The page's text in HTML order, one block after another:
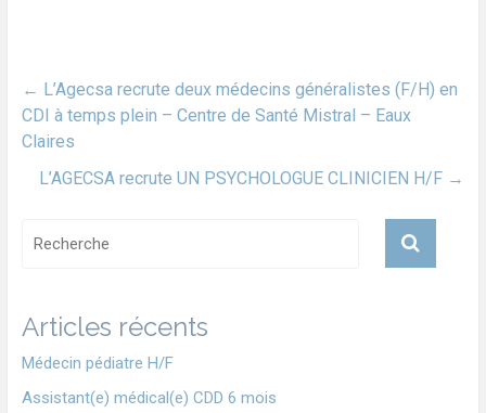
← L’Agecsa recrute deux médecins généralistes (F/H) en
CDI à temps plein – Centre de Santé Mistral – Eaux
Claires
L’AGECSA recrute UN PSYCHOLOGUE CLINICIEN H/F →
Articles récents
Médecin pédiatre H/F
Assistant(e) médical(e) CDD 6 mois